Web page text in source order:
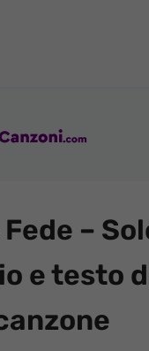
–
e testo